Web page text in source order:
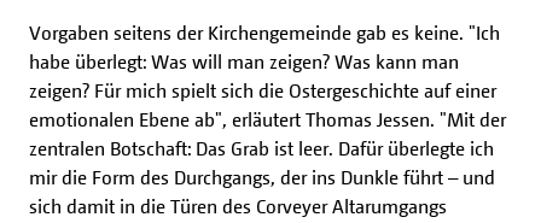
Vorgaben seitens der Kirchengemeinde gab es keine. "Ich
habe überlegt: Was will man zeigen? Was kann man
zeigen? Für mich spielt sich die Ostergeschichte auf einer
emotionalen Ebene ab", erläutert Thomas Jessen. "Mit der
zentralen Botschaft: Das Grab ist leer. Dafür überlegte ich
mir die Form des Durchgangs, der ins Dunkle führt – und
sich damit in die Türen des Corveyer Altarumgangs